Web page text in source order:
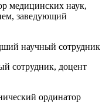
медицинских наук,
заведующий
научный сотрудник
сотрудник, доцент
ординатор